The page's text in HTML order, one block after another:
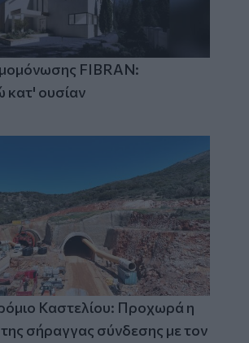
FIBRAN:
κατ' ουσίαν
Καστελίου: Προχωρά η
σήραγγας σύνδεσης με τον